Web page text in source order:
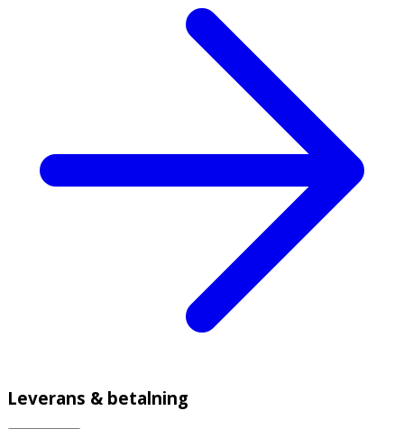
Leverans & betalning